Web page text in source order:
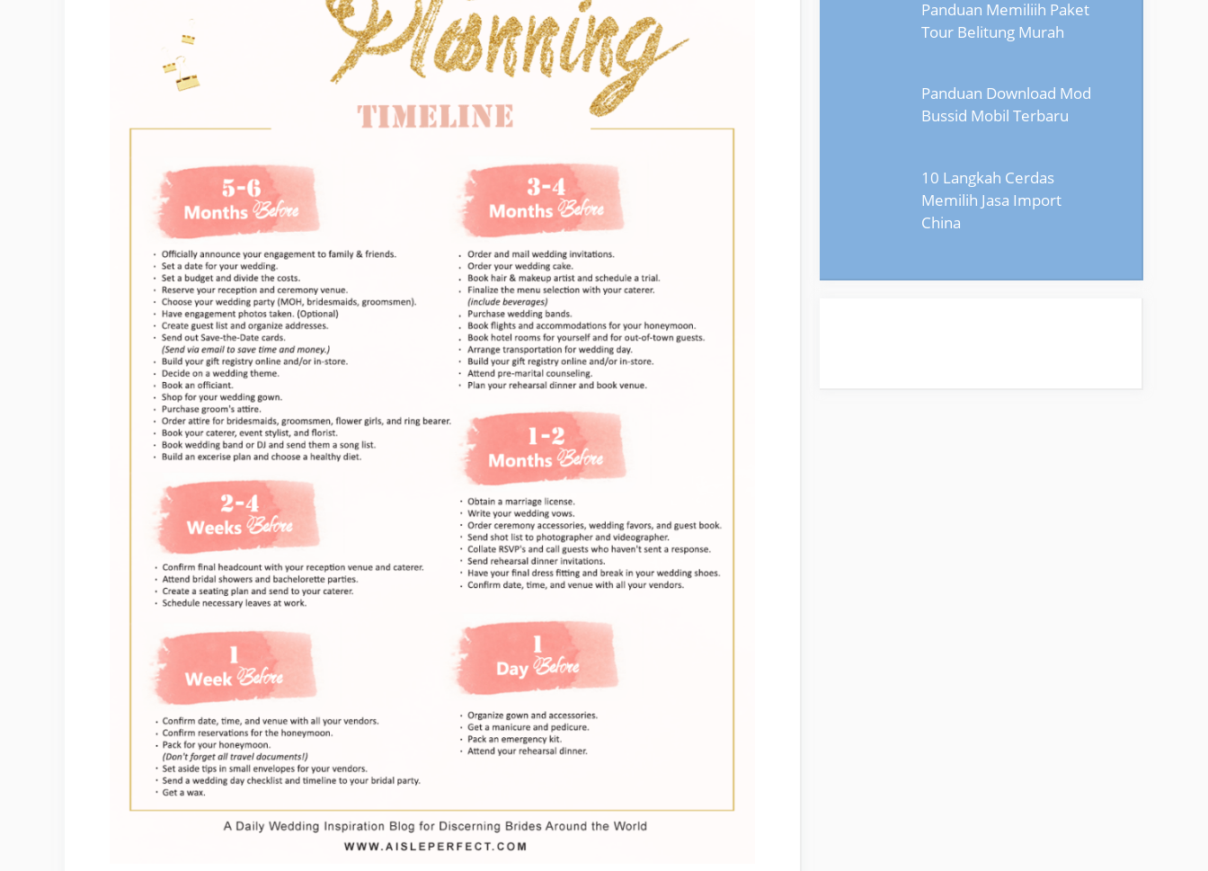
Panduan Memiliih Paket
Tour Belitung Murah
Panduan Download Mod
Bussid Mobil Terbaru
10 Langkah Cerdas
Memilih Jasa Import
China